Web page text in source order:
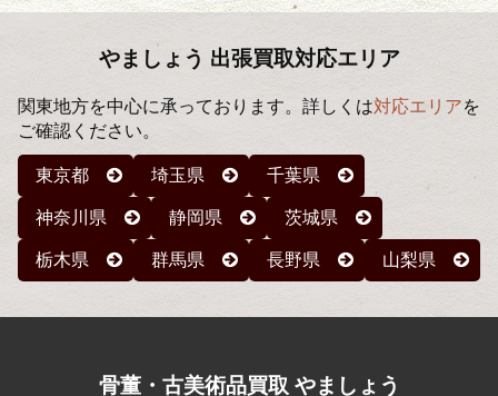
イ
やましょう 出張買取対応エリア
関東地方を中心に承っております。詳しくは対応エリアを
ご確認ください。
東京都 埼玉県 千葉県
神奈川県 静岡県 茨城県
栃木県 群馬県 長野県 山梨県
骨董・古美術品買取 やましょう